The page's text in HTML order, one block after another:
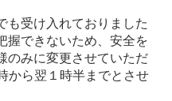
も受け入れておりました
握できないため、安全を
のみに変更させていただ
から翌１時半までとさせ